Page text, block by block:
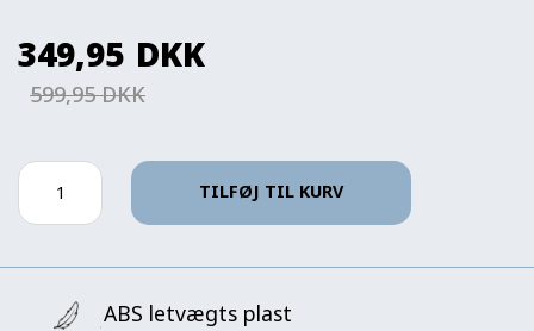
349,95 DKK
599,95 DKK
TILFØJ TIL KURV
ABS letvægts plast